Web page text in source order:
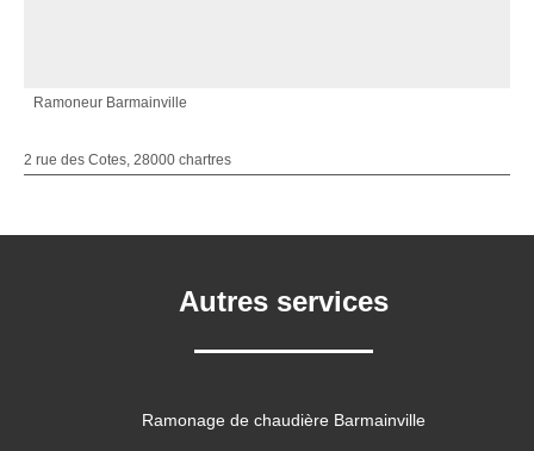
Ramoneur Barmainville
2 rue des Cotes, 28000 chartres
Autres services
Ramonage de chaudière Barmainville